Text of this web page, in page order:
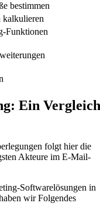
bestimmen
kalkulieren
Funktionen
Ein Vergleich
folgt hier die
Akteure im E-Mail-
Softwarelösungen in
wir Folgendes